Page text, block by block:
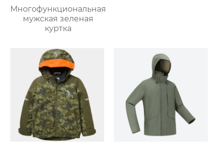
Многофункциональная
мужская зеленая
куртка